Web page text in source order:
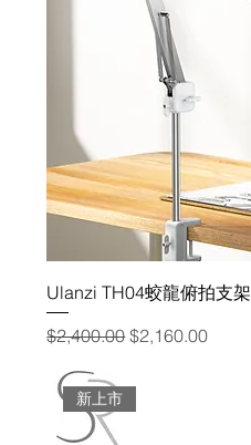
Ulanzi TH04蛟龍俯拍支架
一般價格
$2,400.00促銷價格
$2,160.00
新上市